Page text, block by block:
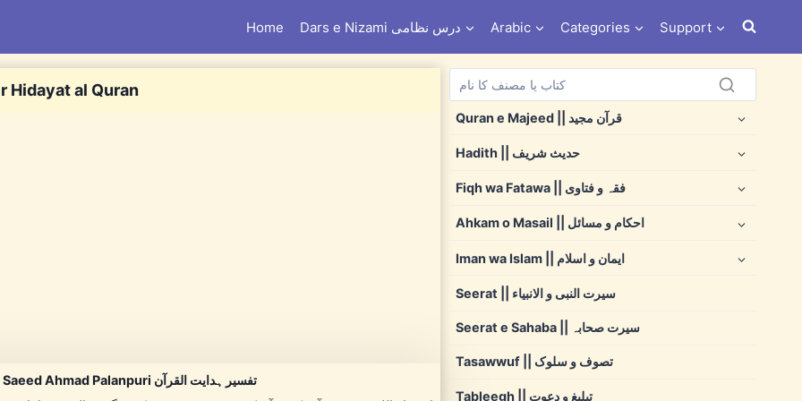
Home Dars e Nizami درس نظامی Arabic Categories Support
Hidayat al Quran
Tafseer Hidayatul Quran By Maulana Saeed Ahmad Palanpuri تفسیر ہدایت القرآن
Quran e Majeed || قرآن مجید
Hadith || حدیث شریف
Fiqh wa Fatawa || فقہ و فتاوی
Ahkam o Masail || احکام و مسائل
Iman wa Islam || ایمان و اسلام
Seerat || سیرت النبی و الانبیاء
Seerat e Sahaba || سیرت صحابہ
Tasawwuf || تصوف و سلوک
Tableegh || تبلیغ و دعوت